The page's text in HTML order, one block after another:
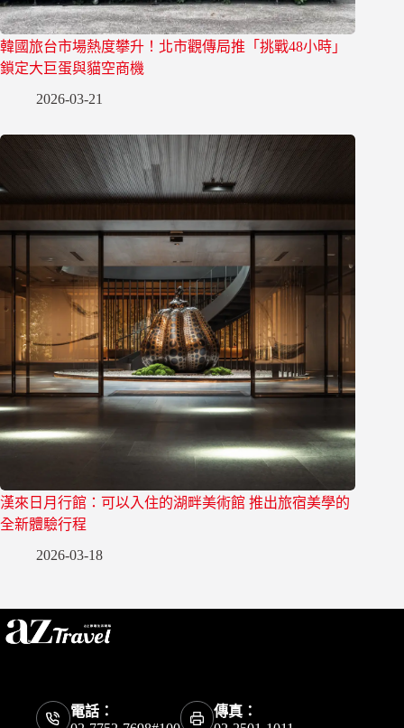
韓國旅台市場熱度攀升！北市觀傳局推「挑戰48小時」
鎖定大巨蛋與貓空商機
2026-03-21
漢來日月行館：可以入住的湖畔美術館 推出旅宿美學的
全新體驗行程
2026-03-18
電話：
傳真：